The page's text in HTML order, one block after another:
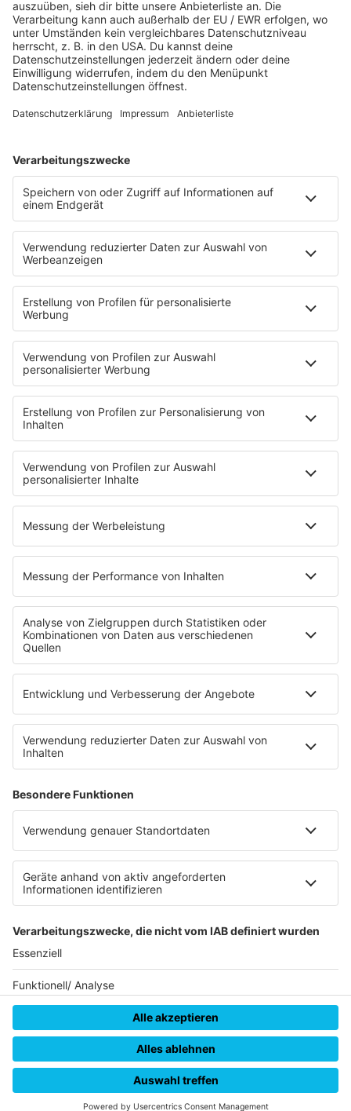
HOME STREAMS MENÜ
Studio Mannheim:
nachrichten.mannheim@regenbogen.de
Studio Karlsruhe:nachrichten.karlsruhe@regenbogen.de
Studio Freiburg:zentrale.freiburg@regenbogen.de
STARTSEITE
SERVICE
Kontakt
Newsletter
Jobs & Praktika
Pressekontakt
Presse & Downloads
Verkehr
Wetter
EMPFANG
RADIO REGENBOGEN App
radio.de
Partner
WERBUNG
Leistungen und Produkte
Mediadaten und Preisliste
Ansprechpartner
RECHTLICHES
Impressum
Datenschutzeinstellungen
Datenverarbeitung bei Gewinnspielen
Gewinnspielregeln Social Media
KI-Leitlinie
© RADIO REGENBOGEN - Eine Marke der Audiotainment Südwest
GmbH & Co. KG